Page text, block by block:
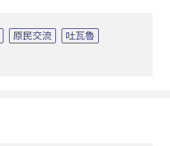
原民交流
吐瓦魯